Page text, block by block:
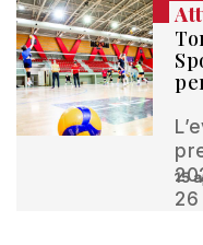
26
15